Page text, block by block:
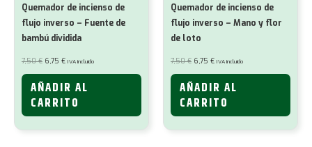
Quemador de incienso de
flujo inverso – Fuente de
bambú dividida
7,50€ El
precio
original
7,50 €.
6,75 €El
actual
6,75 €.
IVA incluido
AÑADIR AL
CARRITO
Quemador de incienso de
flujo inverso – Mano y flor
de loto
7,50€ El
precio
original
7,50 €.
6,75 €El
actual
6,75 €.
IVA incluido
AÑADIR AL
CARRITO